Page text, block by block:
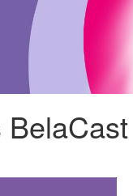
BelaCast